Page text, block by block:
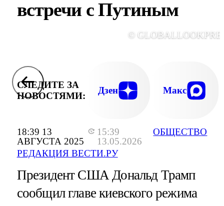
18:39 13
АВГУСТА 2025
15:39
13.05.2026
РЕДАКЦИЯ ВЕСТИ.РУ
ОБЩЕСТВО
встречи с Путиным
©
СЛЕДИТЕ ЗА
НОВОСТЯМИ:
Дзен Макс
Президент США Дональд Трамп
сообщил главе киевского режима